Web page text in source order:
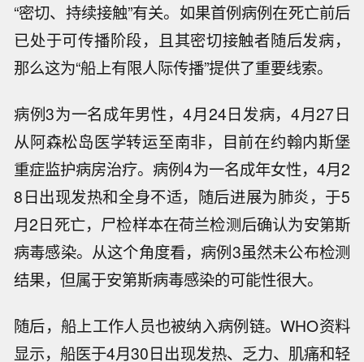
“密切、持续接触”有关。如果首例病例在死亡前后
已处于可传播阶段，且其密切接触者随后发病，
那么这为“船上有限人际传播”提供了重要线索。
病例3为一名成年男性，4月24日发病，4月27日
从阿森松岛医学转运至南非，目前在约翰内斯堡
重症监护病房治疗。病例4为一名成年女性，4月2
8日出现发热和全身不适，随后进展为肺炎，于5
月2日死亡，尸检样本在荷兰检测后确认为安第斯
病毒感染。从这个角度看，病例3虽然未公布检测
结果，但属于安第斯病毒感染的可能性很大。
随后，船上工作人员也被纳入病例链。WHO资料
显示，船医于4月30日出现发热、乏力、肌痛和轻